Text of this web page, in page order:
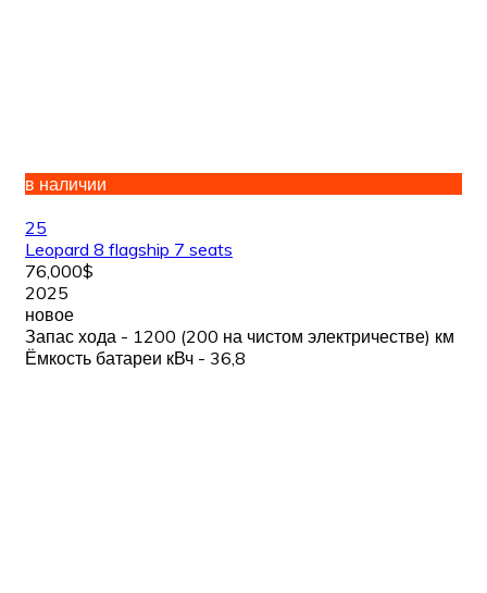
в наличии
25
Leopard 8 flagship 7 seats
76,000$
2025
новое
Запас хода - 1200 (200 на чистом электричестве) км
Ёмкость батареи кВч - 36,8